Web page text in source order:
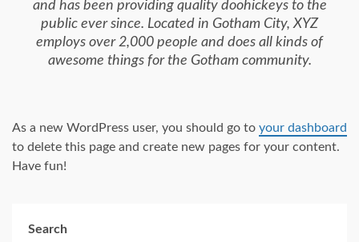
and has been providing quality doohickeys to the
public ever since. Located in Gotham City, XYZ
employs over 2,000 people and does all kinds of
awesome things for the Gotham community.
As a new WordPress user, you should go to your dashboard
to delete this page and create new pages for your content.
Have fun!
Search